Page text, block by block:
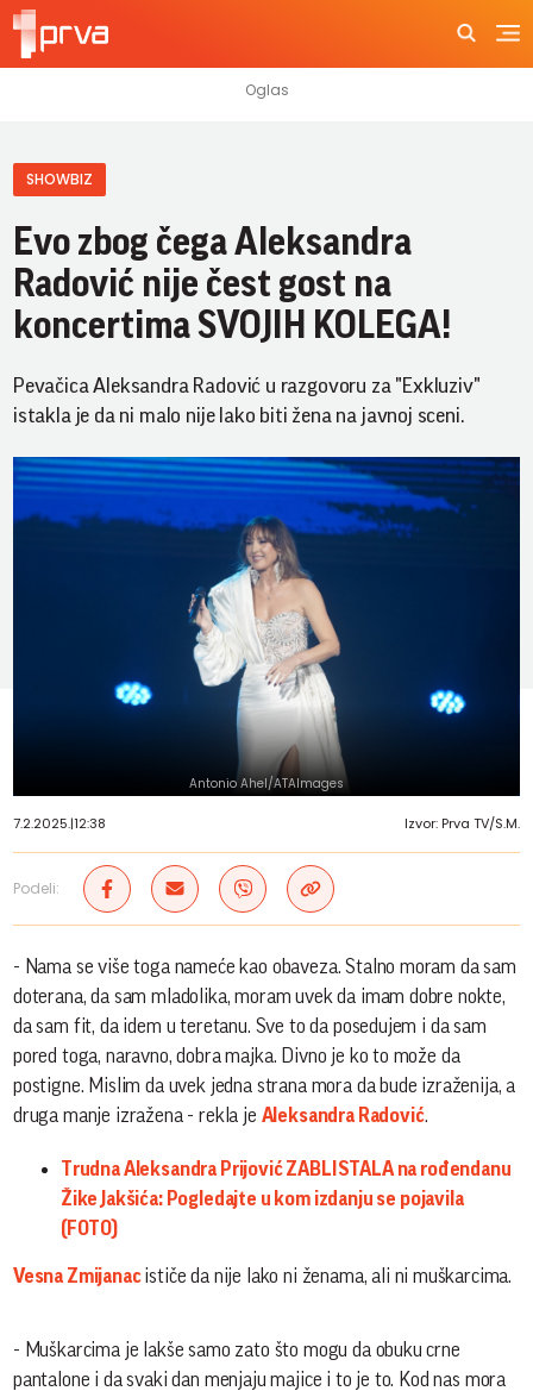
SHOWBIZ
Evo zbog čega Aleksandra
Radović nije čest gost na
koncertima SVOJIH KOLEGA!
Pevačica Aleksandra Radović u razgovoru za "Exkluziv"
istakla je da ni malo nije lako biti žena na javnoj sceni.
Antonio Ahel/ATAImages
7.2.2025.|12:38 Izvor: Prva TV/S.M.
Podeli:
- Nama se više toga nameće kao obaveza. Stalno moram da sam
doterana, da sam mladolika, moram uvek da imam dobre nokte,
da sam fit, da idem u teretanu. Sve to da posedujem i da sam
pored toga, naravno, dobra majka. Divno je ko to može da
postigne. Mislim da uvek jedna strana mora da bude izraženija, a
druga manje izražena - rekla je Aleksandra Radović.
Trudna Aleksandra Prijović ZABLISTALA na rođendanu
Žike Jakšića: Pogledajte u kom izdanju se pojavila
(FOTO)
Vesna Zmijanacističe da nije lako ni ženama, ali ni muškarcima.
- Muškarcima je lakše samo zato što mogu da obuku crne
pantalone i da svaki dan menjaju majice i to je to. Kod nas mora